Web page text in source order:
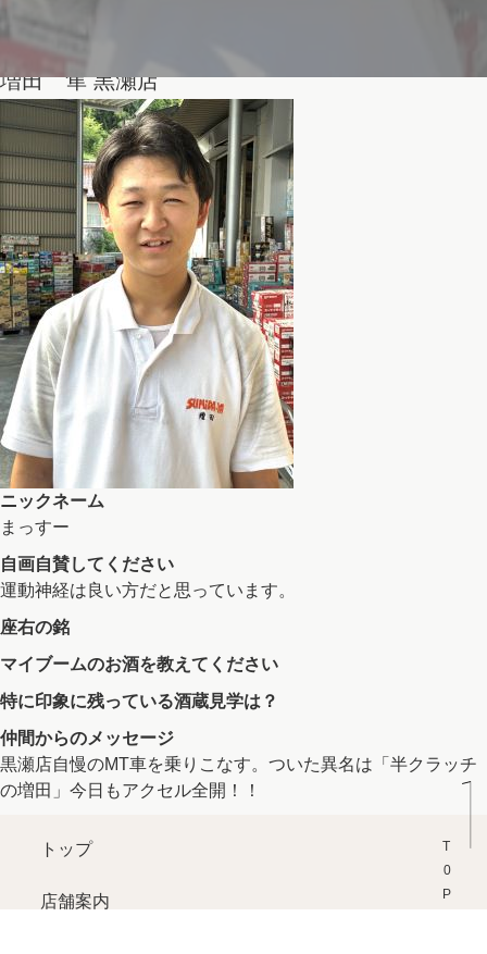
増田 隼黒瀬店
ニックネーム
まっすー
自画自賛してください
運動神経は良い方だと思っています。
座右の銘
マイブームのお酒を教えてください
特に印象に残っている酒蔵見学は？
仲間からのメッセージ
黒瀬店自慢のMT車を乗りこなす。ついた異名は「半クラッチ
の増田」今日もアクセル全開！！
T0P
トップ
店舗案内